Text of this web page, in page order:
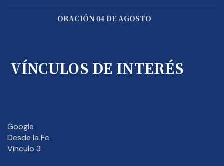
ORACIÓN 04 DE AGOSTO
VÍNCULOS DE INTERÉS
Google
Desde la Fe
Vínculo 3